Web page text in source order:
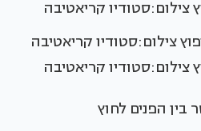
צילום:סטודיו קריאטיבה
צילום:סטודיו קריאטיבה
בין הפנים לחוץ